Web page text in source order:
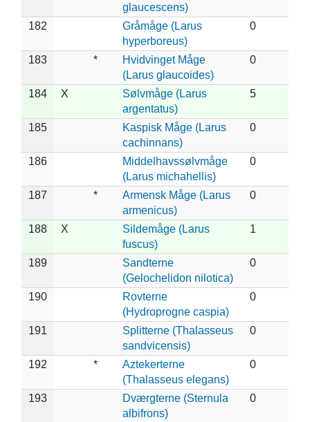
glaucescens)
182
Gråmåge (Larus
hyperboreus)
0
183 *
Hvidvinget Måge
(Larus glaucoides)
0
184 X
Sølvmåge (Larus
argentatus)
5
185
Kaspisk Måge (Larus
cachinnans)
0
186
Middelhavssølvmåge
(Larus michahellis)
0
187 *
Armensk Måge (Larus
armenicus)
0
188 X
Sildemåge (Larus
fuscus)
1
189
Sandterne
(Gelochelidon nilotica)
0
190
Rovterne
(Hydroprogne caspia)
0
191
Splitterne (Thalasseus
sandvicensis)
0
192 *
Aztekerterne
(Thalasseus elegans)
0
193
Dværgterne (Sternula
albifrons)
0